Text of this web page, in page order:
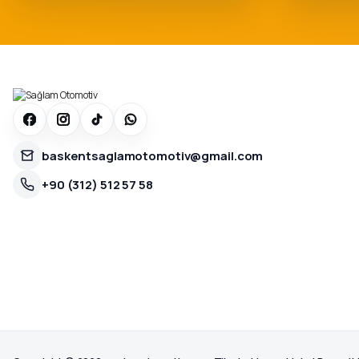
baskentsaglamotomotiv@gmail.com
+90 (312) 512 57 58